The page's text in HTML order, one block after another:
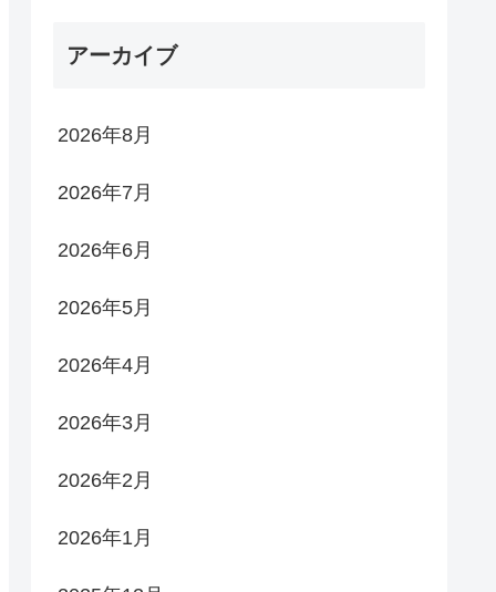
アーカイブ
2026年8月
2026年7月
2026年6月
2026年5月
2026年4月
2026年3月
2026年2月
2026年1月